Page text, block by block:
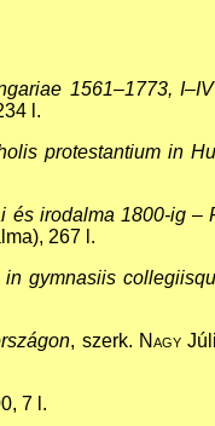
1561–1773, I–IV
l.
protestantium in
irodalma 1800-ig
267 l.
gymnasiis
, szerk. Nagy
7 l.